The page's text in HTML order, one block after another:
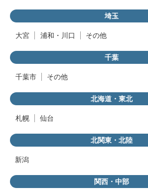
埼玉
大宮 浦和・川口 その他
千葉
千葉市 その他
北海道・東北
札幌 仙台
北関東・北陸
新潟
関西・中部